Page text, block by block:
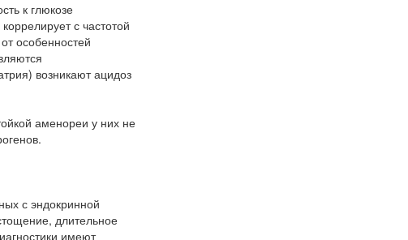
к глюкозе
с частотой
особенностей
возникают ацидоз
аменореи у них не
с эндокринной
длительное
имеют